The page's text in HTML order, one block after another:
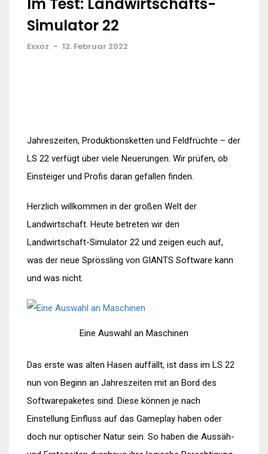
Simulator 22
Exxoz - 12. Februar 2022
Jahreszeiten, Produktionsketten und Feldfrüchte – der
LS 22 verfügt über viele Neuerungen. Wir prüfen, ob
Einsteiger und Profis daran gefallen finden.
Herzlich willkommen in der großen Welt der
Landwirtschaft. Heute betreten wir den
Landwirtschaft-Simulator 22 und zeigen euch auf,
was der neue Sprössling von GIANTS Software kann
und was nicht.
Eine Auswahl an Maschinen
Das erste was alten Hasen auffällt, ist dass im LS 22
nun von Beginn an Jahreszeiten mit an Bord des
Softwarepaketes sind. Diese können je nach
Einstellung Einfluss auf das Gameplay haben oder
doch nur optischer Natur sein. So haben die Aussäh-